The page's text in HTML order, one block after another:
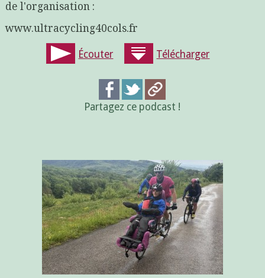
de l'organisation :
www.ultracycling40cols.fr
Écouter Télécharger
Partagez ce podcast !